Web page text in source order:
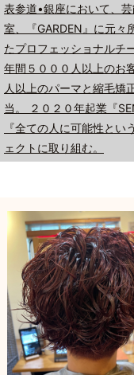
表参道•銀座において、
室、『GARDEN』に元々
たプロフェッショナルチー
年間５０００人以上のお
人以上のパーマと縮毛矯
当。 ２０２０年起業『
『全ての人に可能性と
ェクトに取り組む。